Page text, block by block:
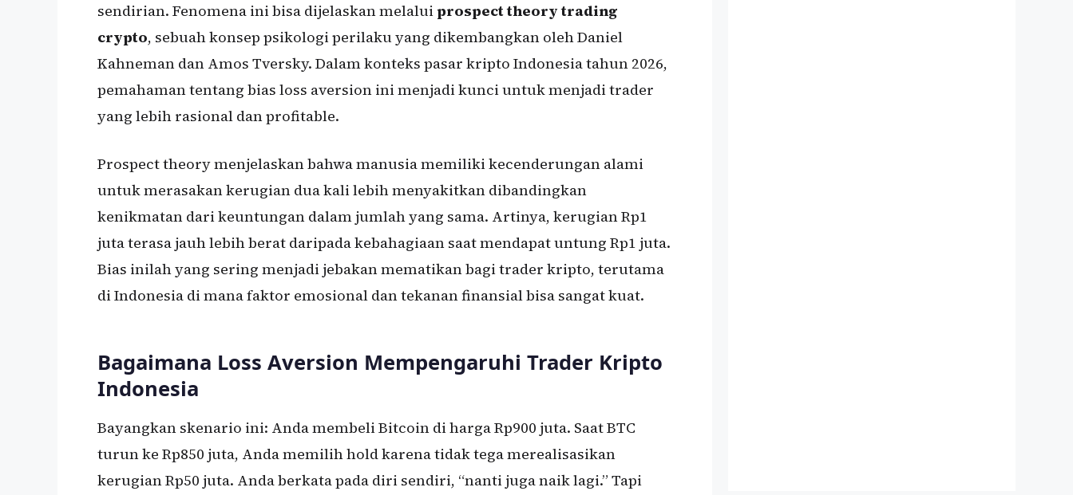
sendirian. Fenomena ini bisa dijelaskan melaluiprospect theory trading
crypto, sebuah konsep psikologi perilaku yang dikembangkan oleh Daniel
Kahneman dan Amos Tversky. Dalam konteks pasar kripto Indonesia tahun 2026,
pemahaman tentang bias loss aversion ini menjadi kunci untuk menjadi trader
yang lebih rasional dan profitable.
Prospect theory menjelaskan bahwa manusia memiliki kecenderungan alami
untuk merasakan kerugian dua kali lebih menyakitkan dibandingkan
kenikmatan dari keuntungan dalam jumlah yang sama. Artinya, kerugian Rp1
juta terasa jauh lebih berat daripada kebahagiaan saat mendapat untung Rp1 juta.
Bias inilah yang sering menjadi jebakan mematikan bagi trader kripto, terutama
di Indonesia di mana faktor emosional dan tekanan finansial bisa sangat kuat.
Bagaimana Loss Aversion Mempengaruhi Trader Kripto
Indonesia
Bayangkan skenario ini: Anda membeli Bitcoin di harga Rp900 juta. Saat BTC
turun ke Rp850 juta, Anda memilih hold karena tidak tega merealisasikan
kerugian Rp50 juta. Anda berkata pada diri sendiri, “nanti juga naik lagi.” Tapi